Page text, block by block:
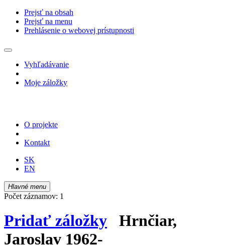
Prejsť na obsah
Prejsť na menu
Prehlásenie o webovej prístupnosti
Vyhľadávanie
Moje záložky
O projekte
Kontakt
SK
EN
Hlavné menu
Počet záznamov: 1
Pridať záložky Hrnčiar,
Jaroslav 1962-